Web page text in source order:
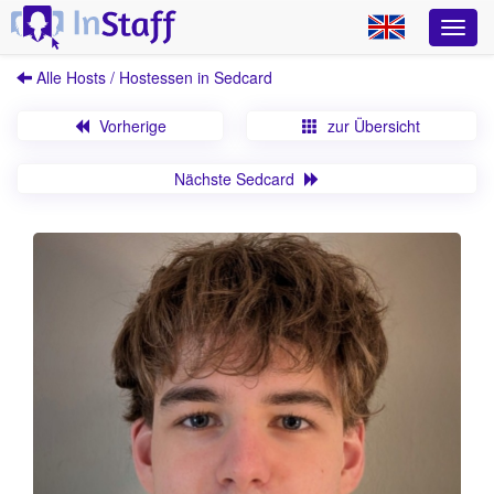
Alle Hosts / Hostessen in Sedcard
Vorherige zur Übersicht
Nächste Sedcard